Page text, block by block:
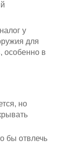
у
для
особенно в
но
бы отвлечь